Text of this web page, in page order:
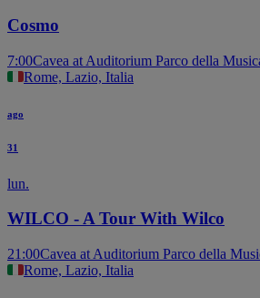
Cosmo
7:00Cavea at Auditorium Parco della
Rome, Lazio, Italia
ago
31
lun.
WILCO - A Tour With Wilco
21:00Cavea at Auditorium Parco della
Rome, Lazio, Italia